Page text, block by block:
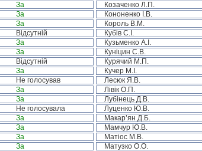
За Козаченко Л.П.
За Кононенко І.В.
За Король В.М.
Відсутній Кубів С.І.
За Кузьменко А.І.
За Куніцин С.В.
Відсутній Курячий М.П.
За Кучер М.І.
Не голосував Лесюк Я.В.
За Лівік О.П.
За Лубінець Д.В.
Не голосувала Луценко Ю.В.
За Макар’ян Д.Б.
За Мамчур Ю.В.
За Матіос М.В.
За Матузко О.О.